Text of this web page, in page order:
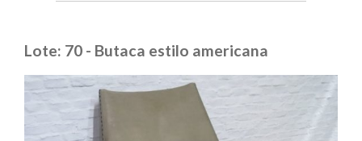
Lote: 70 - Butaca estilo americana